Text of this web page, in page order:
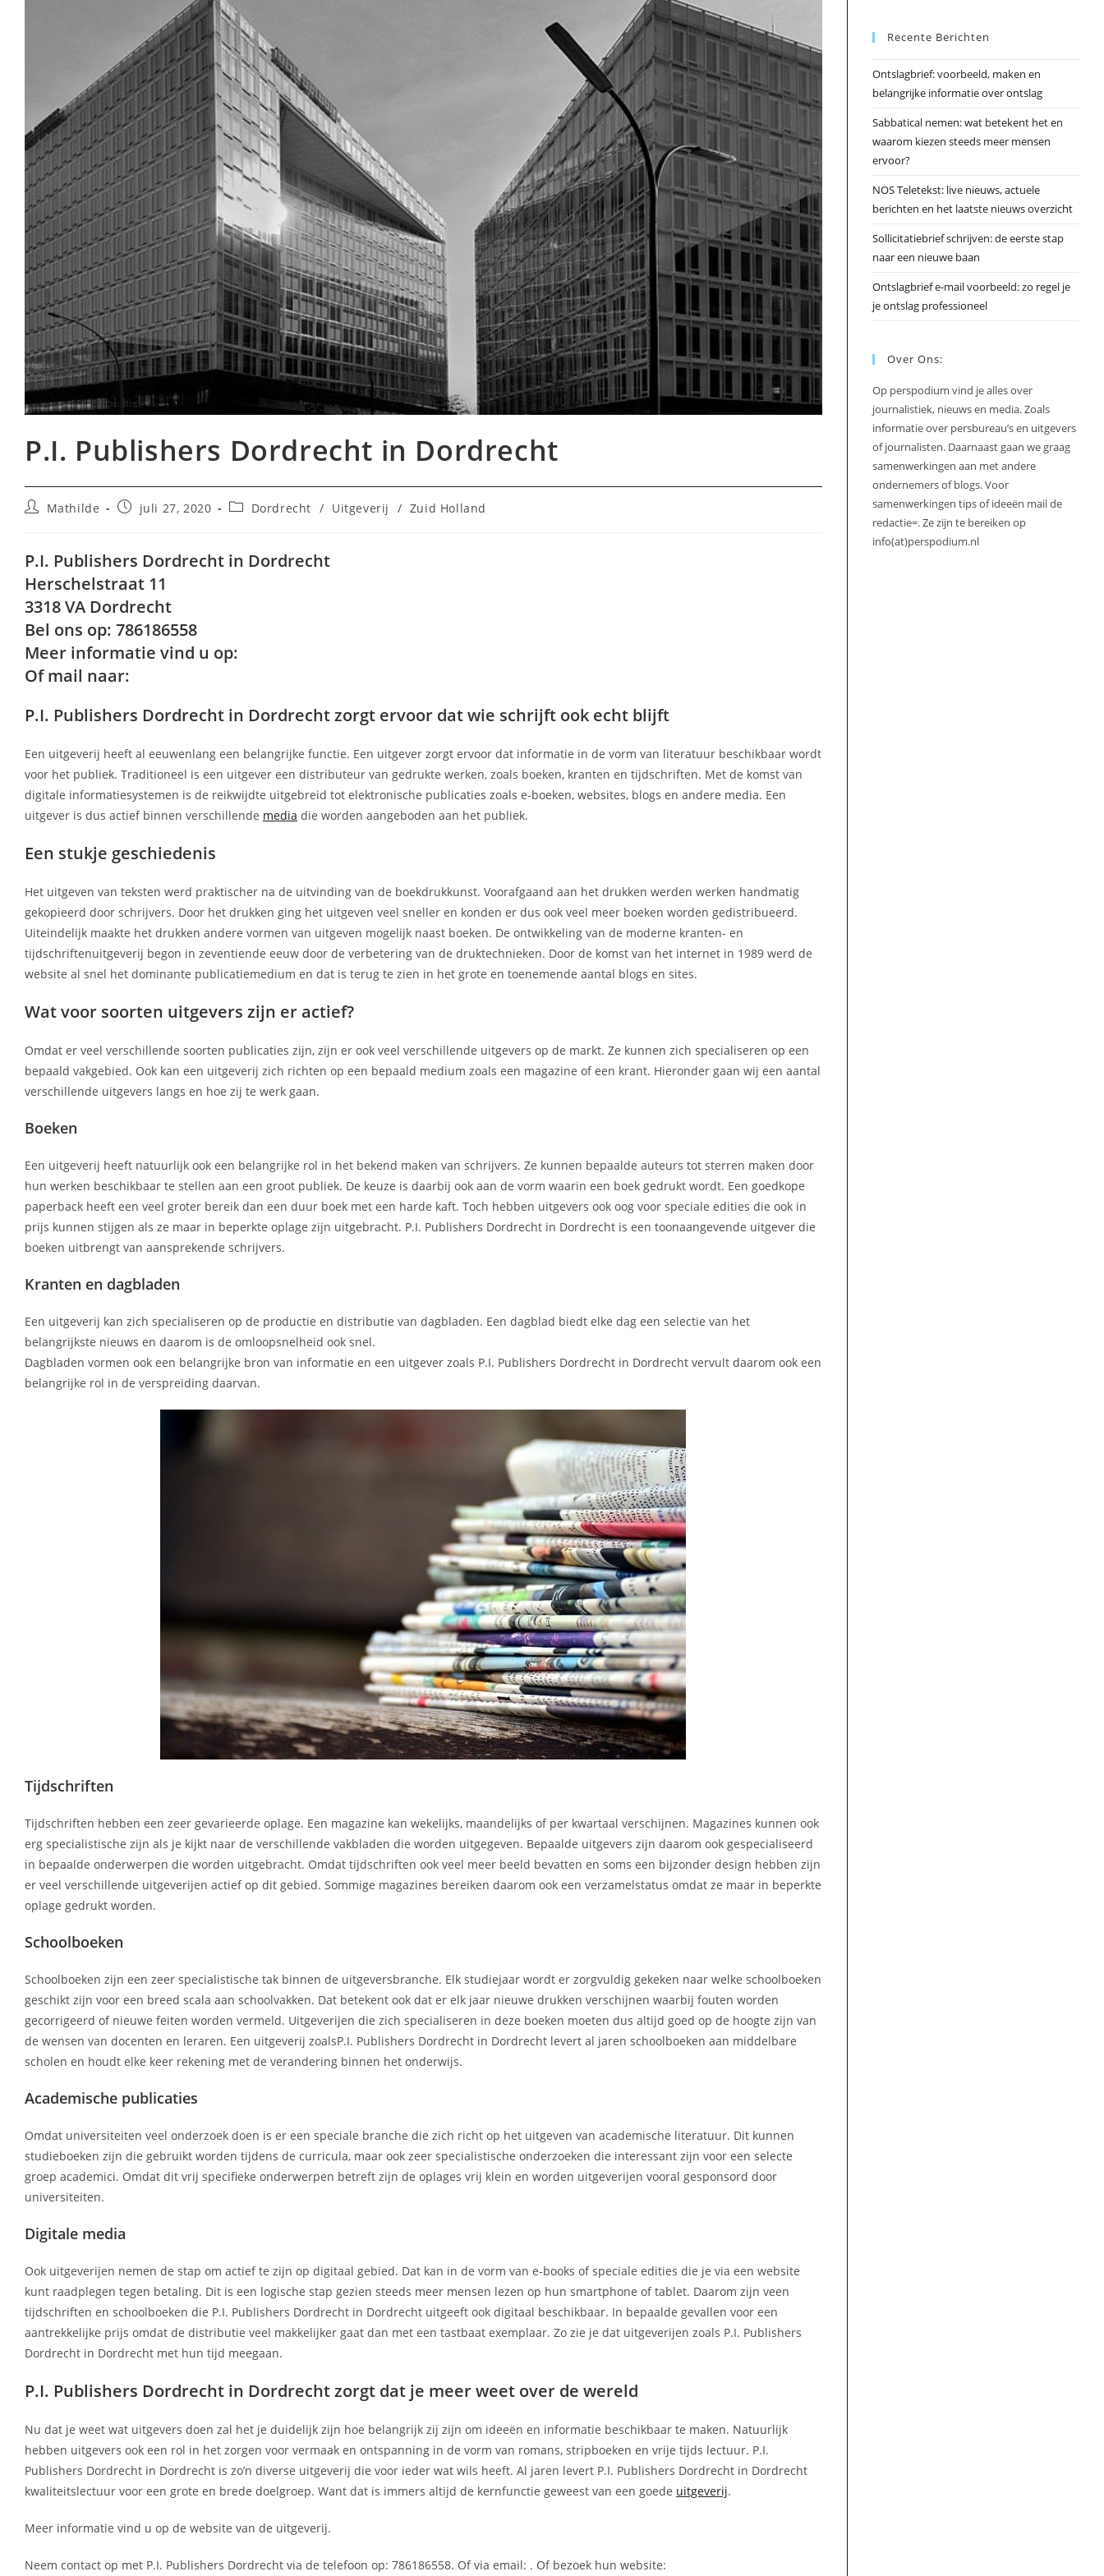
P.I. Publishers Dordrecht in Dordrecht
BerichtMathilde
Berichtjuli 27, 2020 Berichtcategorie:
Dordrecht / Uitgeverij / Zuid Holland
P.I. Publishers Dordrecht in Dordrecht
Herschelstraat 11
3318 VA Dordrecht
Bel ons op: 786186558
Meer informatie vind u op:
Of mail naar:
P.I. Publishers Dordrecht in Dordrecht zorgt ervoor dat wie schrijft ook echt blijft
Een uitgeverij heeft al eeuwenlang een belangrijke functie. Een uitgever zorgt ervoor dat informatie in de vorm van literatuur beschikbaar wordt
voor het publiek. Traditioneel is een uitgever een distributeur van gedrukte werken, zoals boeken, kranten en tijdschriften. Met de komst van
digitale informatiesystemen is de reikwijdte uitgebreid tot elektronische publicaties zoals e-boeken, websites, blogs en andere media. Een
uitgever is dus actief binnen verschillende media die worden aangeboden aan het publiek.
Een stukje geschiedenis
Het uitgeven van teksten werd praktischer na de uitvinding van de boekdrukkunst. Voorafgaand aan het drukken werden werken handmatig
gekopieerd door schrijvers. Door het drukken ging het uitgeven veel sneller en konden er dus ook veel meer boeken worden gedistribueerd.
Uiteindelijk maakte het drukken andere vormen van uitgeven mogelijk naast boeken. De ontwikkeling van de moderne kranten- en
tijdschriftenuitgeverij begon in zeventiende eeuw door de verbetering van de druktechnieken. Door de komst van het internet in 1989 werd de
website al snel het dominante publicatiemedium en dat is terug te zien in het grote en toenemende aantal blogs en sites.
Wat voor soorten uitgevers zijn er actief?
Omdat er veel verschillende soorten publicaties zijn, zijn er ook veel verschillende uitgevers op de markt. Ze kunnen zich specialiseren op een
bepaald vakgebied. Ook kan een uitgeverij zich richten op een bepaald medium zoals een magazine of een krant. Hieronder gaan wij een aantal
verschillende uitgevers langs en hoe zij te werk gaan.
Boeken
Een uitgeverij heeft natuurlijk ook een belangrijke rol in het bekend maken van schrijvers. Ze kunnen bepaalde auteurs tot sterren maken door
hun werken beschikbaar te stellen aan een groot publiek. De keuze is daarbij ook aan de vorm waarin een boek gedrukt wordt. Een goedkope
paperback heeft een veel groter bereik dan een duur boek met een harde kaft. Toch hebben uitgevers ook oog voor speciale edities die ook in
prijs kunnen stijgen als ze maar in beperkte oplage zijn uitgebracht. P.I. Publishers Dordrecht in Dordrecht is een toonaangevende uitgever die
boeken uitbrengt van aansprekende schrijvers.
Kranten en dagbladen
Een uitgeverij kan zich specialiseren op de productie en distributie van dagbladen. Een dagblad biedt elke dag een selectie van het
belangrijkste nieuws en daarom is de omloopsnelheid ook snel.
Dagbladen vormen ook een belangrijke bron van informatie en een uitgever zoals P.I. Publishers Dordrecht in Dordrecht vervult daarom ook een
belangrijke rol in de verspreiding daarvan.
Tijdschriften
Tijdschriften hebben een zeer gevarieerde oplage. Een magazine kan wekelijks, maandelijks of per kwartaal verschijnen. Magazines kunnen ook
erg specialistische zijn als je kijkt naar de verschillende vakbladen die worden uitgegeven. Bepaalde uitgevers zijn daarom ook gespecialiseerd
in bepaalde onderwerpen die worden uitgebracht. Omdat tijdschriften ook veel meer beeld bevatten en soms een bijzonder design hebben zijn
er veel verschillende uitgeverijen actief op dit gebied. Sommige magazines bereiken daarom ook een verzamelstatus omdat ze maar in beperkte
oplage gedrukt worden.
Schoolboeken
Schoolboeken zijn een zeer specialistische tak binnen de uitgeversbranche. Elk studiejaar wordt er zorgvuldig gekeken naar welke schoolboeken
geschikt zijn voor een breed scala aan schoolvakken. Dat betekent ook dat er elk jaar nieuwe drukken verschijnen waarbij fouten worden
gecorrigeerd of nieuwe feiten worden vermeld. Uitgeverijen die zich specialiseren in deze boeken moeten dus altijd goed op de hoogte zijn van
de wensen van docenten en leraren. Een uitgeverij zoalsP.I. Publishers Dordrecht in Dordrecht levert al jaren schoolboeken aan middelbare
scholen en houdt elke keer rekening met de verandering binnen het onderwijs.
Academische publicaties
Omdat universiteiten veel onderzoek doen is er een speciale branche die zich richt op het uitgeven van academische literatuur. Dit kunnen
studieboeken zijn die gebruikt worden tijdens de curricula, maar ook zeer specialistische onderzoeken die interessant zijn voor een selecte
groep academici. Omdat dit vrij specifieke onderwerpen betreft zijn de oplages vrij klein en worden uitgeverijen vooral gesponsord door
universiteiten.
Digitale media
Ook uitgeverijen nemen de stap om actief te zijn op digitaal gebied. Dat kan in de vorm van e-books of speciale edities die je via een website
kunt raadplegen tegen betaling. Dit is een logische stap gezien steeds meer mensen lezen op hun smartphone of tablet. Daarom zijn veen
tijdschriften en schoolboeken die P.I. Publishers Dordrecht in Dordrecht uitgeeft ook digitaal beschikbaar. In bepaalde gevallen voor een
aantrekkelijke prijs omdat de distributie veel makkelijker gaat dan met een tastbaat exemplaar. Zo zie je dat uitgeverijen zoals P.I. Publishers
Dordrecht in Dordrecht met hun tijd meegaan.
P.I. Publishers Dordrecht in Dordrecht zorgt dat je meer weet over de wereld
Nu dat je weet wat uitgevers doen zal het je duidelijk zijn hoe belangrijk zij zijn om ideeën en informatie beschikbaar te maken. Natuurlijk
hebben uitgevers ook een rol in het zorgen voor vermaak en ontspanning in de vorm van romans, stripboeken en vrije tijds lectuur. P.I.
Publishers Dordrecht in Dordrecht is zo’n diverse uitgeverij die voor ieder wat wils heeft. Al jaren levert P.I. Publishers Dordrecht in Dordrecht
kwaliteitslectuur voor een grote en brede doelgroep. Want dat is immers altijd de kernfunctie geweest van een goede uitgeverij.
Meer informatie vind u op de website van de uitgeverij.
Neem contact op met P.I. Publishers Dordrecht via de telefoon op: 786186558. Of via email: . Of bezoek hun website:
Recente Berichten
Ontslagbrief: voorbeeld, maken en
belangrijke informatie over ontslag
Sabbatical nemen: wat betekent het en
waarom kiezen steeds meer mensen
ervoor?
NOS Teletekst: live nieuws, actuele
berichten en het laatste nieuws overzicht
Sollicitatiebrief schrijven: de eerste stap
naar een nieuwe baan
Ontslagbrief e-mail voorbeeld: zo regel je
je ontslag professioneel
Over Ons:
Op perspodium vind je alles over
journalistiek, nieuws en media. Zoals
informatie over persbureau’s en uitgevers
of journalisten. Daarnaast gaan we graag
samenwerkingen aan met andere
ondernemers of blogs. Voor
samenwerkingen tips of ideeën mail de
redactie=. Ze zijn te bereiken op
info(at)perspodium.nl